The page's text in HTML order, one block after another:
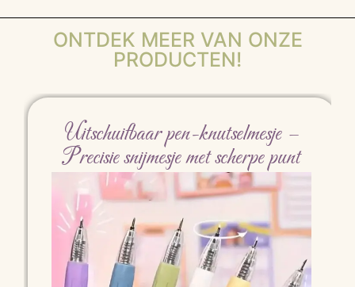
ONTDEK MEER VAN ONZE
PRODUCTEN!
Uitschuifbaar pen-knutselmesje –
Precisie snijmesje met scherpe punt